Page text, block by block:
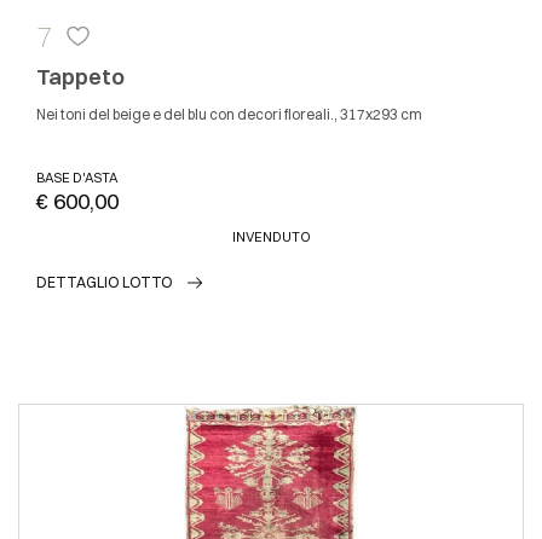
7
Tappeto
Nei toni del beige e del blu con decori floreali., 317x293 cm
BASE D'ASTA
€ 600,00
INVENDUTO
DETTAGLIO LOTTO